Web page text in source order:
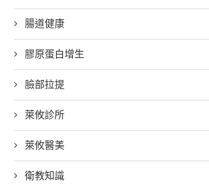
腸道健康
膠原蛋白增生
臉部拉提
萊攸診所
萊攸醫美
衛教知識